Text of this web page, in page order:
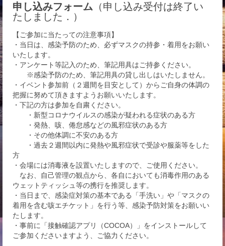
申し込みフォーム （申し込み受付は終了い
たしました．）
【ご参加に当たっての注意事項】
・当日は、感染予防のため、必ずマスクの持参・着用をお願い
いたします。
・アンケート等記入のため、筆記用具はご持参ください。
※感染予防のため、筆記用具の貸し出しはいたしません。
・イベント参加前（２週間を目安として）からご自身の体調の
把握に努めて頂きますようお願いいたします。
・下記の方は参加を自粛ください。
・新型コロナウイルスの感染が疑われる症状のある方
・発熱、咳、倦怠感などの風邪症状のある方
・その他体調に不安のある方
・過去２週間以内に発熱や風邪症状で受診や服薬等をした
方
・会場には消毒液を設置いたしますので、ご使用ください。
なお、自己管理の観点から、各自においても消毒作用のある
ウェットティッシュ等の携行を推奨します。
・当日まで、感染症対策の基本である「手洗い」や「マスクの
着用を含む咳エチケット」を行う等、感染予防対策をお願いい
たします。
・事前に「接触確認アプリ（COCOA）」をインストールして
ご参加くださいますよう、ご協力ください。